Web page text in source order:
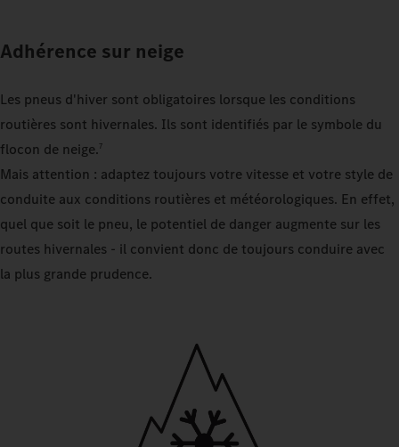
Adhérence sur neige
Les pneus d'hiver sont obligatoires lorsque les conditions
routières sont hivernales. Ils sont identifiés par le symbole du
flocon de neige.7
Mais attention : adaptez toujours votre vitesse et votre style de
conduite aux conditions routières et météorologiques. En effet,
quel que soit le pneu, le potentiel de danger augmente sur les
routes hivernales - il convient donc de toujours conduire avec
la plus grande prudence.